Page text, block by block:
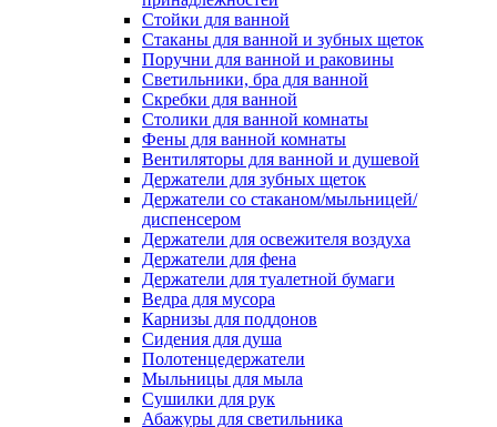
Стойки для ванной
Стаканы для ванной и зубных щеток
Поручни для ванной и раковины
Светильники, бра для ванной
Скребки для ванной
Столики для ванной комнаты
Фены для ванной комнаты
Вентиляторы для ванной и душевой
Держатели для зубных щеток
Держатели со стаканом/мыльницей/
диспенсером
Держатели для освежителя воздуха
Держатели для фена
Держатели для туалетной бумаги
Ведра для мусора
Карнизы для поддонов
Сидения для душа
Полотенцедержатели
Мыльницы для мыла
Сушилки для рук
Абажуры для светильника